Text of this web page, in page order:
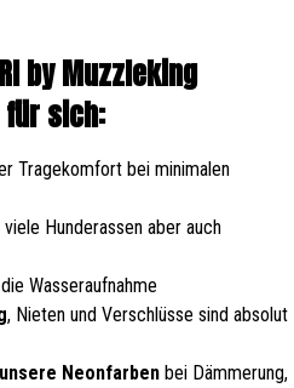
by Muzzleking
sich:
Tragekomfort bei minimalen
Hunderassen aber auch
Wasseraufnahme
, Nieten und Verschlüsse sind absolut
Neonfarben bei Dämmerung,